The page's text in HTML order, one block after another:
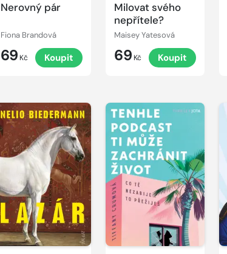
Nerovný pár
Fiona Brandová
69 Kč Koupit
Milovat svého
nepřítele?
Maisey Yatesová
69 Kč Koupit